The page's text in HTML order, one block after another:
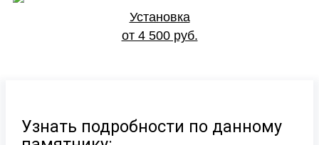
Установка
от 4 500 руб.
Узнать подробности по данному